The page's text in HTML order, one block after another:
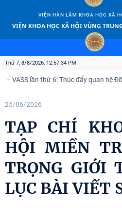
VIỆN HÀN LÂM KHOA HỌC XÃ
VIỆN KHOA HỌC XÃ HỘI VÙNG
Thứ 7, 8/8/2026, 12:57:35 PM
VASS lần thứ 6: Thúc đẩy quan hệ
25/06/2026
TẠP CHÍ
HỘI MIỀN
TRỌNG GIỚI
LỤC BÀI VIẾT